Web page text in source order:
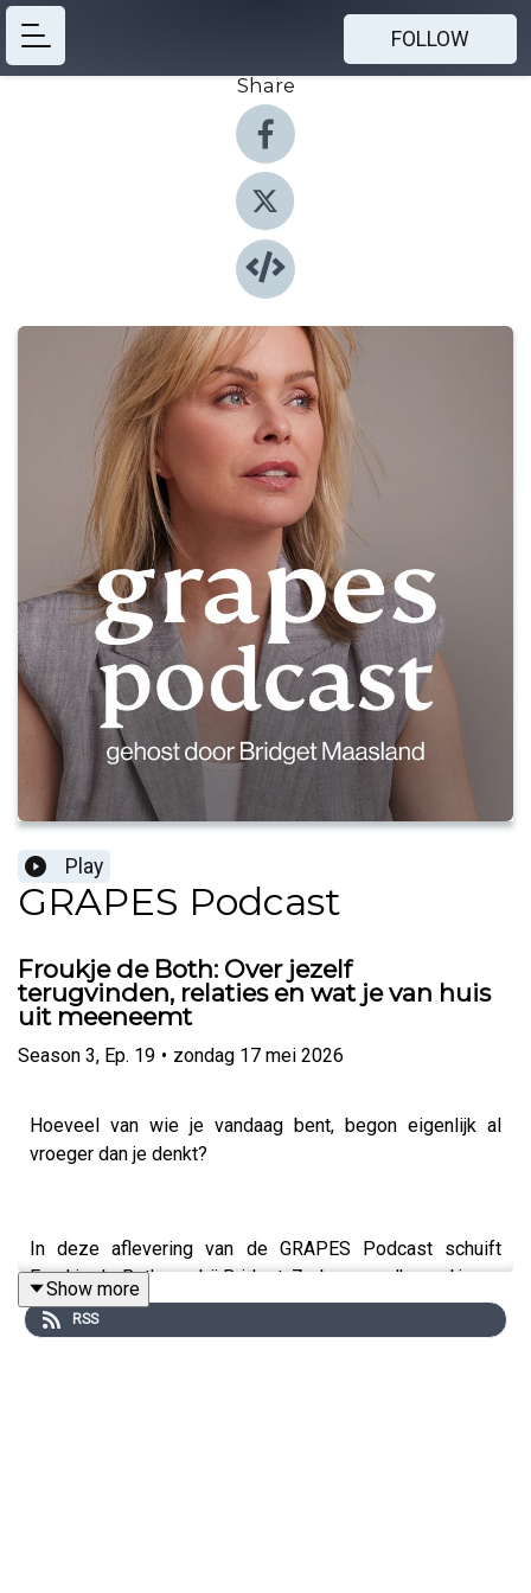
FOLLOW
Share
Play
GRAPES Podcast
Froukje de Both: Over jezelf
terugvinden, relaties en wat je van huis
uit meeneemt
Season 3, Ep. 19 • zondag 17 mei 2026
Hoeveel van wie je vandaag bent, begon eigenlijk al
vroeger dan je denkt?
In deze aflevering van de GRAPES Podcast schuift
Froukje de Both aan bij Bridget. Ze kennen elkaar al jaren,
maar komen er tijdens dit gesprek achter dat ze elkaar
eigenlijk nog nooit écht hebben gesproken zoals nu.
Show more
RSS